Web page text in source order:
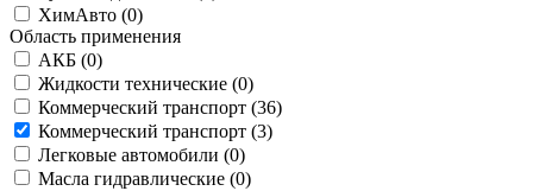
ХимАвто (0)
Область применения
АКБ (0)
Жидкости технические (0)
Коммерческий транспорт (36)
Коммерческий транспорт (3)
Легковые автомобили (0)
Масла гидравлические (0)